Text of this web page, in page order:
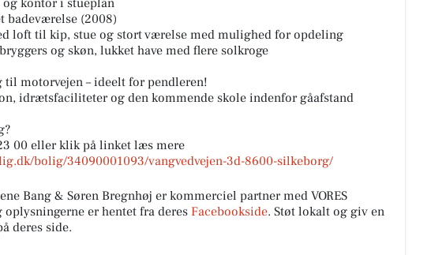
badeværelse (2008)
loft til kip, stue og stort værelse med mulighed for opdeling
og skøn, lukket have med flere solkroge
til motorvejen – ideelt for pendleren!
idrætsfaciliteter og den kommende skole indenfor gåafstand
00 eller klik på linket læs mere
bolig/34090001093/vangvedvejen-3d-8600-silkeborg/
Bang & Søren Bregnhøj er kommerciel partner med VORES
oplysningerne er hentet fra deres Facebookside. Støt lokalt og giv en
deres side.
Silkeborg-
har hver dag masser af
idéer, kreative løsninger og
tricks, der får hverdagen...
Camp
transformator station. Outdoor
camp giver lige pludselig mening.